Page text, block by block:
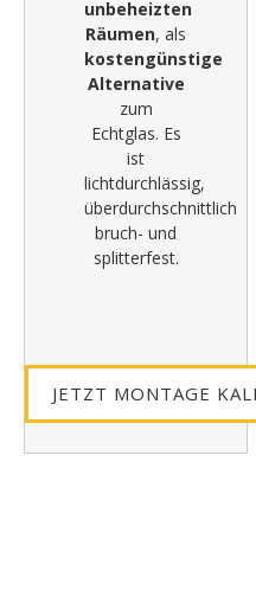
unbeheizten
Räumen, als
kostengünstige
Alternative
zum
Echtglas. Es
ist
lichtdurchlässig,
überdurchschnittlich
bruch- und
splitterfest.
JETZT MONTAGE